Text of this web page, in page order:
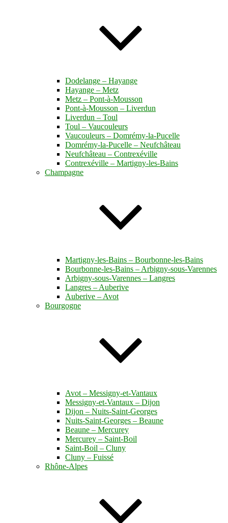
Dodelange – Hayange
Hayange – Metz
Metz – Pont-à-Mousson
Pont-à-Mousson – Liverdun
Liverdun – Toul
Toul – Vaucouleurs
Vaucouleurs – Domrémy-la-Pucelle
Domrémy-la-Pucelle – Neufchâteau
Neufchâteau – Contrexéville
Contrexéville – Martigny-les-Bains
Champagne
Martigny-les-Bains – Bourbonne-les-Bains
Bourbonne-les-Bains – Arbigny-sous-Varennes
Arbigny-sous-Varennes – Langres
Langres – Auberive
Auberive – Avot
Bourgogne
Avot – Messigny-et-Vantaux
Messigny-et-Vantaux – Dijon
Dijon – Nuits-Saint-Georges
Nuits-Saint-Georges – Beaune
Beaune – Mercurey
Mercurey – Saint-Boil
Saint-Boil – Cluny
Cluny – Fuissé
Rhône-Alpes